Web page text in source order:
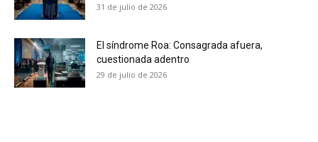
No te pierdas de las
31 de julio de 2026
El síndrome Roa: Consagrada afuera,
cuestionada adentro
29 de julio de 2026